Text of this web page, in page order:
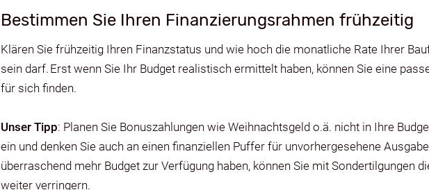
Bestimmen Sie Ihren Finanzierungsrahmen frühzeitig
Klären Sie frühzeitig Ihren Finanzstatus und wie hoch die monatliche Rate Ihrer
sein darf. Erst wenn Sie Ihr Budget realistisch ermittelt haben, können Sie eine
für sich finden.
Unser Tipp: Planen Sie Bonuszahlungen wie Weihnachtsgeld o.ä. nicht in Ihre
ein und denken Sie auch an einen finanziellen Puffer für unvorhergesehene
überraschend mehr Budget zur Verfügung haben, können Sie mit Sondertilgungen
weiter verringern.